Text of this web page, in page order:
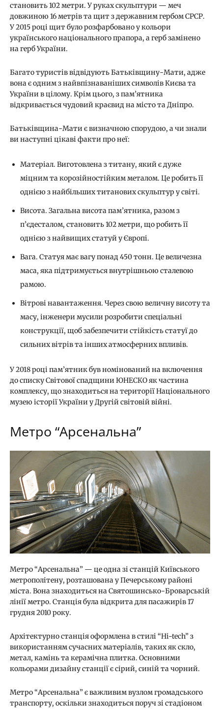
становить 102 метри. У руках скульптури — меч
довжиною 16 метрів та щит з державним гербом СРСР.
У 2015 році щит було розфарбовано у кольори
українського національного прапора, а герб замінено
на герб України.
Багато туристів відвідують Батьківщину-Мати, адже
вона є одним з найвпізнаваніших символів Києва та
України в цілому. Крім цього, з пам’ятника
відкривається чудовий краєвид на місто та Дніпро.
Батьківщина-Мати є визначною спорудою, а чи знали
ви наступні цікаві факти про неї:
Матеріал. Виготовлена з титану, який є дуже
міцним та корозійностійким металом. Це робить її
однією з найбільших титанових скульптур у світі.
Висота. Загальна висота пам’ятника, разом з
п’єдесталом, становить 102 метри, що робить її
однією з найвищих статуй у Європі.
Вага. Статуя має вагу понад 450 тонн. Це величезна
маса, яка підтримується внутрішньою сталевою
рамою.
Вітрові навантаження. Через свою величну висоту та
масу, інженери мусили розробити спеціальні
конструкції, щоб забезпечити стійкість статуї до
сильних вітрів та інших атмосферних впливів.
У 2018 році пам’ятник був номінований на включення
до списку Світової спадщини ЮНЕСКО як частина
комплексу, що знаходиться на території Національного
музею історії України у Другій світовій війні.
Метро “Арсенальна”
Метро “Арсенальна” — це одна зі станцій Київського
метрополітену, розташована у Печерському районі
міста. Вона знаходиться на Святошинсько-Броварській
лінії метро. Станція була відкрита для пасажирів 17
грудня 2010 року.
Архітектурно станція оформлена в стилі “Hi-tech” з
використанням сучасних матеріалів, таких як скло,
метал, камінь та керамічна плитка. Основними
кольорами дизайну станції є сірий, синій та чорний.
Метро “Арсенальна” є важливим вузлом громадського
транспорту, оскільки знаходиться поруч зі стадіоном